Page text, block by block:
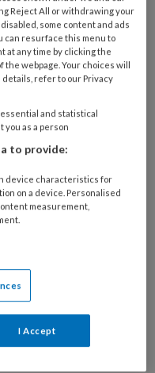
Reject All or withdrawing your
some content and ads
can resurface this menu to
at any time by clicking the
the webpage. Your choices will
refer to our Privacy
and statistical
you as a person
to provide:
device characteristics for
on a device. Personalised
measurement,
I Accept